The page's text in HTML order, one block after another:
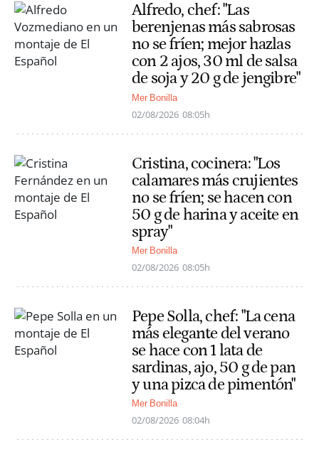
Alfredo, chef: "Las
berenjenas más sabrosas
no se fríen; mejor hazlas
con 2 ajos, 30 ml de salsa
de soja y 20 g de jengibre"
Mer Bonilla
02/08/2026 08:05h
Cristina, cocinera: "Los
calamares más crujientes
no se fríen; se hacen con
50 g de harina y aceite en
spray"
Mer Bonilla
02/08/2026 08:05h
Pepe Solla, chef: "La cena
más elegante del verano
se hace con 1 lata de
sardinas, ajo, 50 g de pan
y una pizca de pimentón"
Mer Bonilla
02/08/2026 08:04h